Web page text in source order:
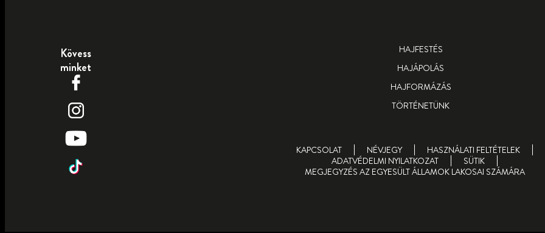
Kövess
minket
HAJFESTÉS
HAJÁPOLÁS
HAJFORMÁZÁS
TÖRTÉNETÜNK
KAPCSOLAT NÉVJEGY
HASZNÁLATI FELTÉTELEK
ADATVÉDELMI NYILATKOZAT
SÜTIK
MEGJEGYZÉS AZ EGYESÜLT ÁLLAMOK LAKOSAI SZÁMÁRA